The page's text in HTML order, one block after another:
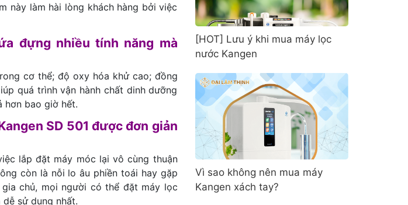
này làm hài lòng khách hàng bởi việc
đựng nhiều tính năng mà
cơ thể; độ oxy hóa khử cao; đồng
quá trình vận hành chất dinh dưỡng
hơn bao giờ hết.
SD 501 được đơn giản
lắp đặt máy móc lại vô cùng thuận
còn là nỗi lo âu phiền toái hay gặp
chủ, mọi người có thể đặt máy lọc
sử dụng nhất.
[HOT] Lưu ý khi mua máy lọc
nước Kangen
Vì sao không nên mua máy
Kangen xách tay?